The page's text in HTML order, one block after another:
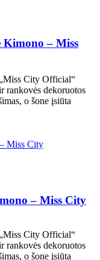
Kimono – Miss
City Official“
rankovės dekoruotos
o šone įsiūta
– Miss City
City Official“
rankovės dekoruotos
o šone įsiūta